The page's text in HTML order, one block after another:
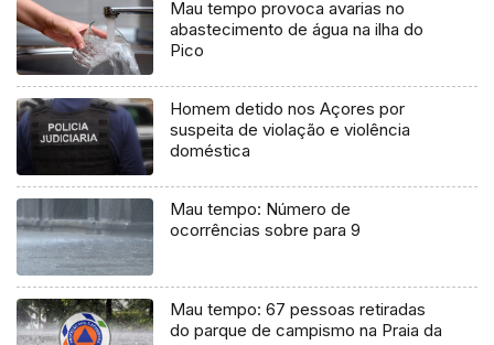
Mau tempo provoca avarias no
abastecimento de água na ilha do
Pico
Homem detido nos Açores por
suspeita de violação e violência
doméstica
Mau tempo: Número de
ocorrências sobre para 9
Mau tempo: 67 pessoas retiradas
do parque de campismo na Praia da